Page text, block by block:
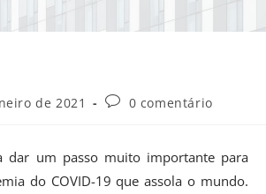
de 2021 0 comentário
dar um passo muito importante para
do COVID-19 que assola o mundo.